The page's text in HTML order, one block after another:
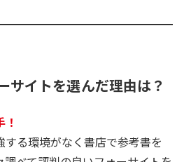
サイトを選んだ理由は？
る環境がなく書店で参考書を